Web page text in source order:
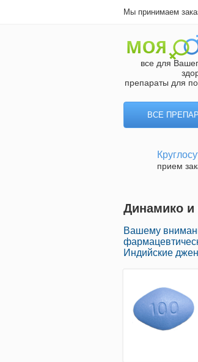
Мы принимаем
все для
препараты для
ВСЕ
прием
Динамико и
Вашему
Индийские